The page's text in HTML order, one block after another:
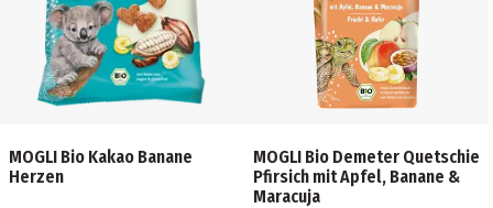
MOGLI Bio Kakao Banane
Herzen
MOGLI Bio Demeter Quetschie
Pfirsich mit Apfel, Banane &
Maracuja